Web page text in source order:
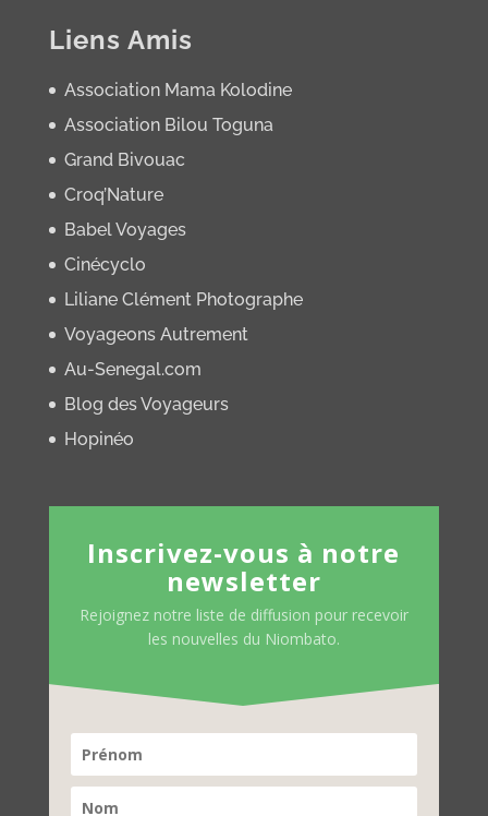
Liens Amis
Association Mama Kolodine
Association Bilou Toguna
Grand Bivouac
Croq’Nature
Babel Voyages
Cinécyclo
Liliane Clément Photographe
Voyageons Autrement
Au-Senegal.com
Blog des Voyageurs
Hopinéo
Inscrivez-vous à notre
newsletter
Rejoignez notre liste de diffusion pour recevoir
les nouvelles du Niombato.